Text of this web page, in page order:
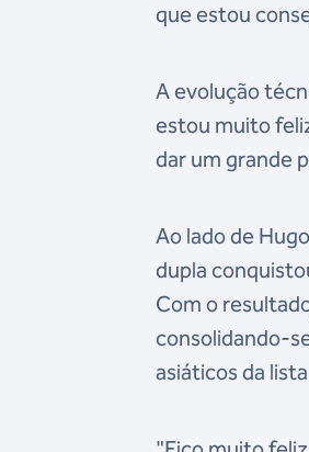
que estou
A evolução
estou muito
dar um grande
Ao lado de
dupla
Com o
consolidando-
asiáticos da